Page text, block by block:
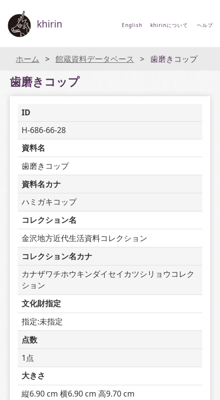
khirin English khirinについて ヘルプ
ホーム 館蔵資料データベース 歯磨きコップ
歯磨きコップ
ID
H-686-66-28
資料名
歯磨きコップ
資料名カナ
ハミガキコップ
コレクション名
金沢地方近代生活資料コレクション
コレクション名カナ
カナザワチホウキンダイセイカツシリョウコレク
ション
文化財指定
指定:未指定
点数
1点
大きさ
縦6.90 cm 横6.90 cm 高9.70 cm